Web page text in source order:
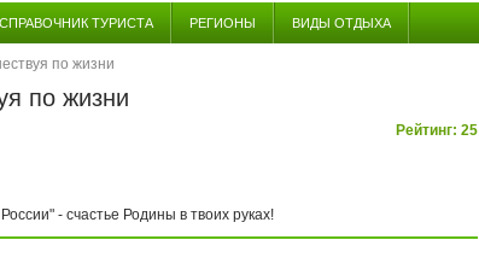
СПРАВОЧНИК ТУРИСТА РЕГИОНЫ ВИДЫ ОТДЫХА
по жизни
по жизни
Рейтинг: 25
- счастье Родины в твоих руках!